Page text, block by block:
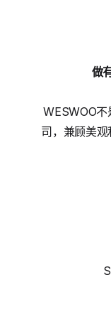
做
WESWOO
司，兼顾美